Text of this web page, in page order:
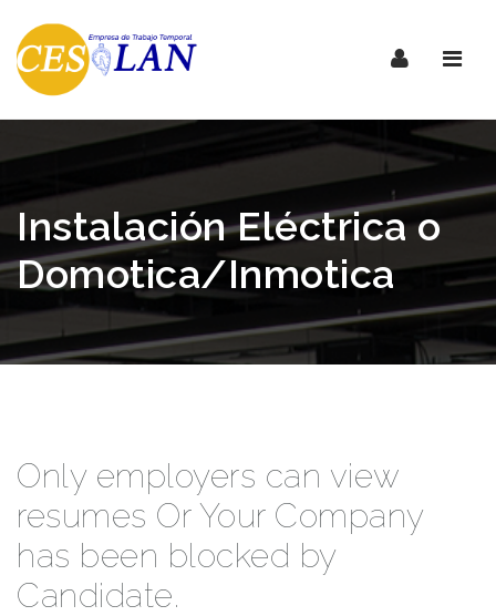
Instalación Eléctrica o
Domotica/Inmotica
Only employers can view
resumes Or Your Company
has been blocked by
Candidate.